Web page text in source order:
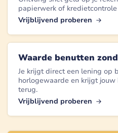
papierwerk of
Vrijblijvend proberen
Waarde benutten
Je krijgt direct een lening op
horlogewaarde en krijgt
terug.
Vrijblijvend proberen